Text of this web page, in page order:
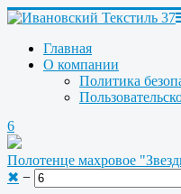
6
Полотенце махровое
✖ −
Главная
О компании
Политика